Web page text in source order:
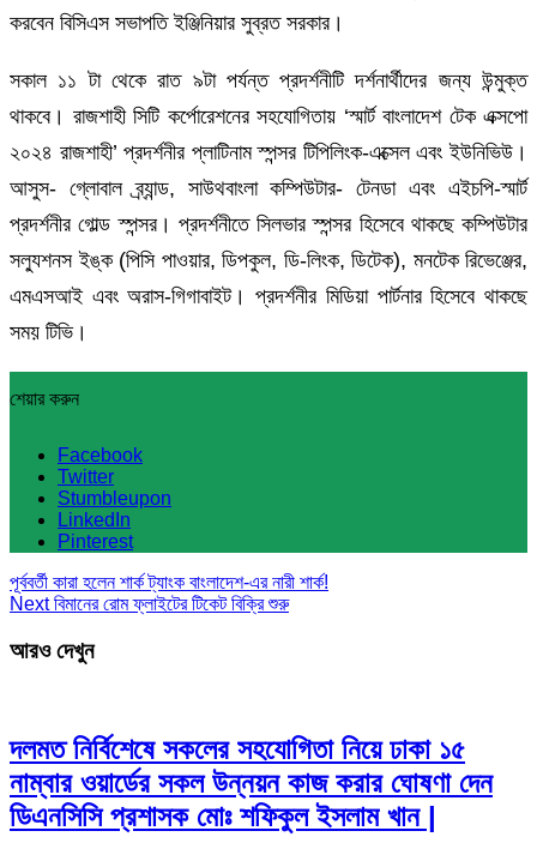
করবেন বিসিএস সভাপতি ইঞ্জিনিয়ার সুব্রত সরকার।
সকাল ১১ টা থেকে রাত ৯টা পর্যন্ত প্রদর্শনীটি দর্শনার্থীদের জন্য উন্মুক্ত
থাকবে। রাজশাহী সিটি কর্পোরেশনের সহযোগিতায় ‘স্মার্ট বাংলাদেশ টেক এক্সপো
২০২৪ রাজশাহী’ প্রদর্শনীর প্লাটিনাম স্পন্সর টিপিলিংক-এক্সেল এবং ইউনিভিউ।
আসুস- গ্লোবাল ব্র্যান্ড, সাউথবাংলা কম্পিউটার- টেনডা এবং এইচপি-স্মার্ট
প্রদর্শনীর গোল্ড স্পন্সর। প্রদর্শনীতে সিলভার স্পন্সর হিসেবে থাকছে কম্পিউটার
সল্যুশনস ইঙ্ক (পিসি পাওয়ার, ডিপকুল, ডি-লিংক, ডিটেক), মনটেক রিভেঞ্জের,
এমএসআই এবং অরাস-গিগাবাইট। প্রদর্শনীর মিডিয়া পার্টনার হিসেবে থাকছে
সময় টিভি।
শেয়ার করুন
Facebook
Twitter
Stumbleupon
LinkedIn
Pinterest
পূর্ববর্তী কারা হলেন শার্ক ট্যাংক বাংলাদেশ-এর নারী শার্ক!
Nextবিমানের রোম ফ্লাইটের টিকেট বিক্রি শুরু
আরও দেখুন
দলমত নির্বিশেষে সকলের সহযোগিতা নিয়ে ঢাকা ১৫
নাম্বার ওয়ার্ডের সকল উন্নয়ন কাজ করার ঘোষণা দেন
ডিএনসিসি প্রশাসক মোঃ শফিকুল ইসলাম খান |